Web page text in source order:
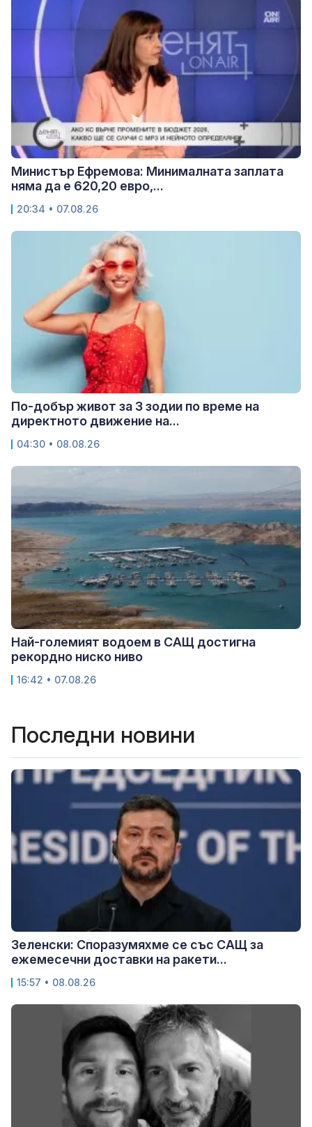
Министър Ефремова: Минималната заплата
няма да е 620,20 евро,...
20:34 • 07.08.26
По-добър живот за 3 зодии по време на
директното движение на...
04:30 • 08.08.26
Най-големият водоем в САЩ достигна
рекордно ниско ниво
16:42 • 07.08.26
Последни новини
Зеленски: Споразумяхме се със САЩ за
ежемесечни доставки на ракети...
15:57 • 08.08.26